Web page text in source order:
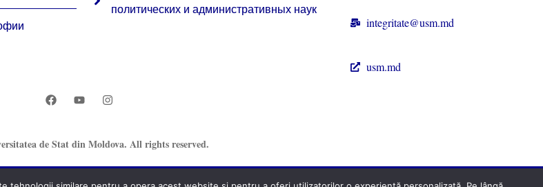
политических и административных наук
integritate@usm.md
usm.md
de Stat din Moldova. All rights reserved.